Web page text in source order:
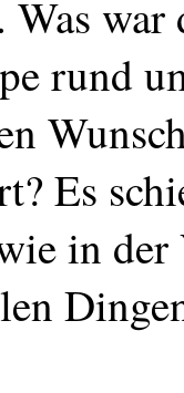
Was
rund
Es
in